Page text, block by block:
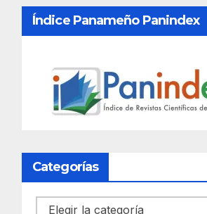
Índice Panameño Panindex
Categorías
Categorías